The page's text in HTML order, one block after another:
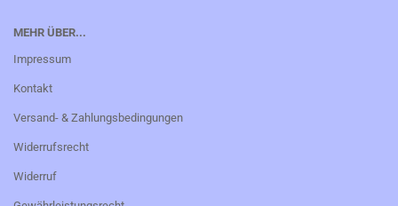
MEHR ÜBER...
Impressum
Kontakt
Versand- & Zahlungsbedingungen
Widerrufsrecht
Widerruf